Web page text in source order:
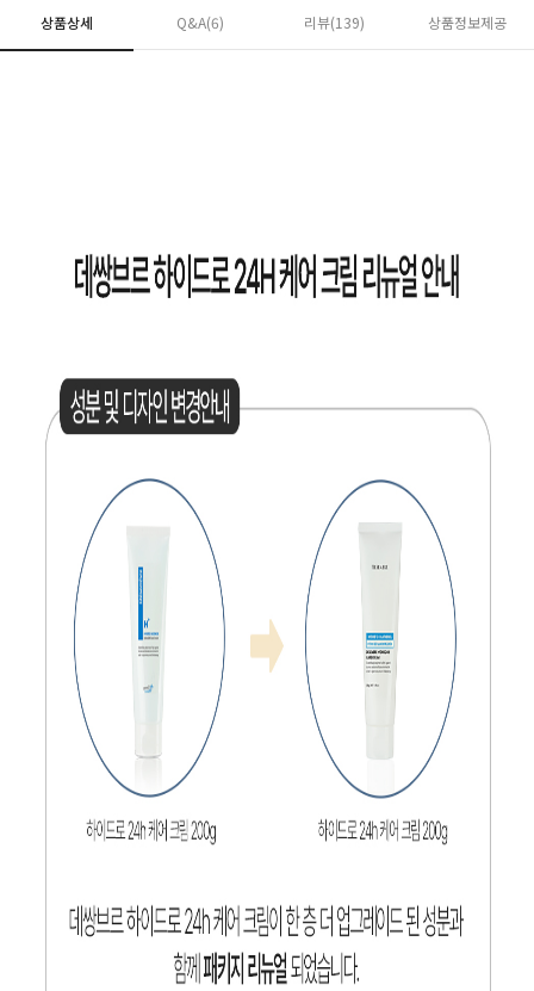
상품상세 Q&A(6) 리뷰(139) 상품정보제공